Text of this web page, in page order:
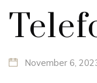
November 6,